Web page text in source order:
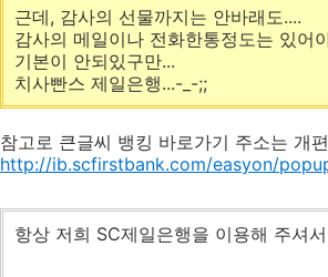
근데, 감사의 선물까지는 안바래도....
감사의 메일이나 전화한통정도는 있어
기본이 안되있구만...
치사빤스 제일은행...-_-;;
참고로 큰글씨 뱅킹 바로가기 주소는 개
http://ib.scfirstbank.com/easyon/
항상 저희 SC제일은행을 이용해 주셔